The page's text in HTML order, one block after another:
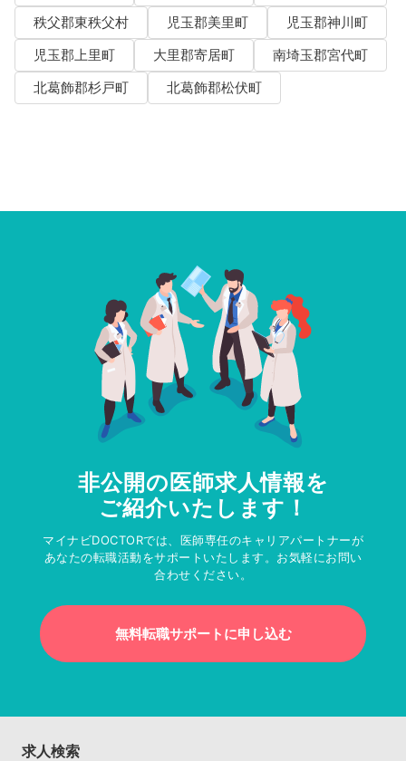
秩父郡東秩父村
児玉郡美里町
児玉郡神川町
児玉郡上里町
大里郡寄居町
南埼玉郡宮代町
北葛飾郡杉戸町
北葛飾郡松伏町
非公開の医師求人情報を
ご紹介いたします！
マイナビDOCTORでは、医師専任のキャリアパートナーが
あなたの転職活動をサポートいたします。お気軽にお問い
合わせください。
無料転職サポートに申し込む
求人検索